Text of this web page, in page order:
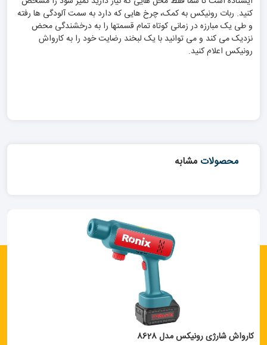
کنید. ربات رونیکس به کمک، چرخ هایی که دارد به سمت آلودگی ها رفته
و طی یک مبارزه در زمانی کوتاه تمام قسمتها را به درخشندگی محض
نزدیک می کند و می توانید با یک لبخند رضایت خود را به کارواش
رونیکس اعلام کنید.
محصولات مشابه
کارواش شارژی رونیکس مدل 8628